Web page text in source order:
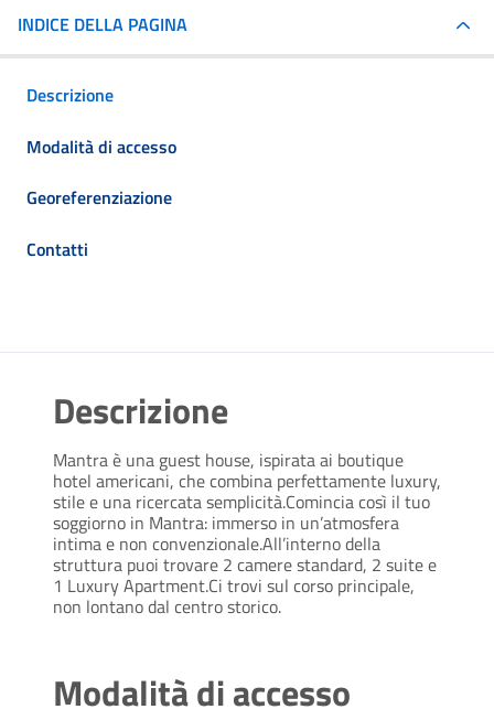
INDICE DELLA PAGINA
Descrizione
Modalità di accesso
Georeferenziazione
Contatti
Descrizione
Mantra è una guest house, ispirata ai boutique
hotel americani, che combina perfettamente luxury,
stile e una ricercata semplicità.Comincia così il tuo
soggiorno in Mantra: immerso in un’atmosfera
intima e non convenzionale.All’interno della
struttura puoi trovare 2 camere standard, 2 suite e
1 Luxury Apartment.Ci trovi sul corso principale,
non lontano dal centro storico.
Modalità di accesso